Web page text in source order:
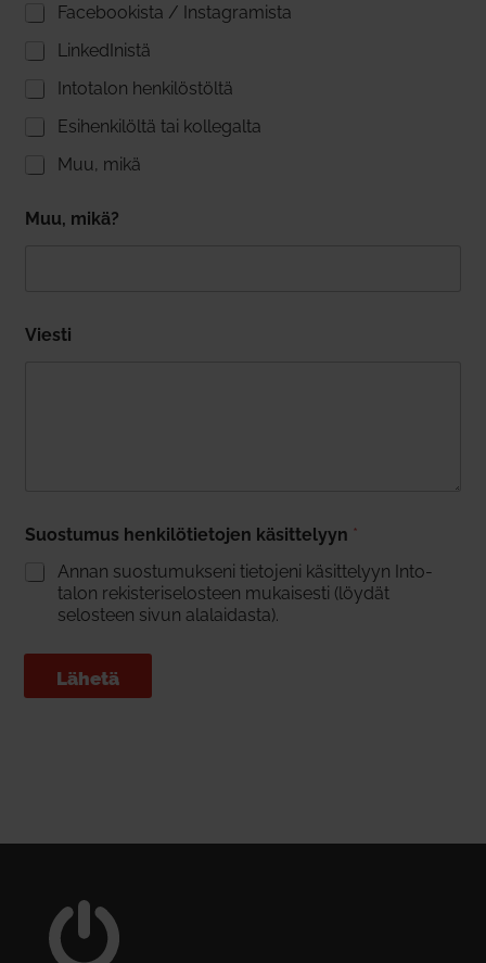
Face­boo­kista / Ins­ta­gra­mista
Lin­ke­dI­nistä
Into­talon hen­ki­lös­töltä
Esi­hen­ki­löltä tai kol­le­galta
Muu, mikä
Muu, mikä?
Viesti
Suos­tumus hen­ki­lö­tie­tojen käsit­telyyn *
Annan suos­tu­mukseni tie­tojeni käsit­telyyn Into­
talon rekis­te­ri­se­losteen mukai­sesti (löydät
selosteen sivun ala­lai­dasta).
Lähetä